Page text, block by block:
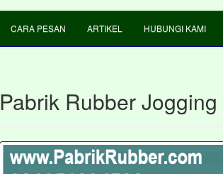
CARA PESAN ARTIKEL HUBUNGI KAMI
Pabrik Rubber